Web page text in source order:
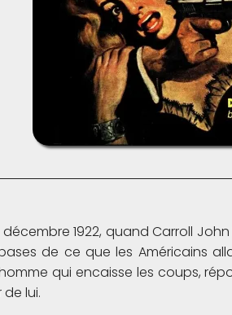
1922, quand Carroll
de ce que les Américains
qui encaisse les coups,
lui.